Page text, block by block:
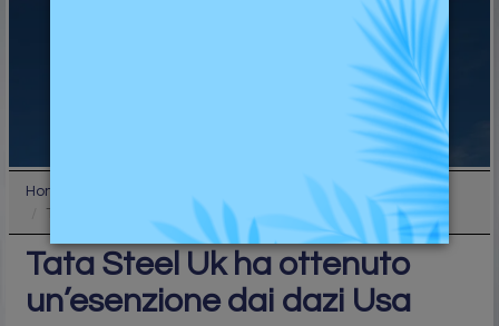
Home
Tata Steel Uk ha ottenuto un’esenzione dai dazi Us...
Tata Steel Uk ha ottenuto
un’esenzione dai dazi Usa